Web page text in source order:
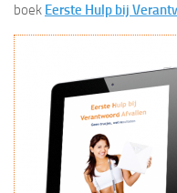
boek Eerste Hulp bij